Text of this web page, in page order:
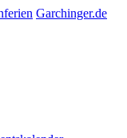
Garchinger.de